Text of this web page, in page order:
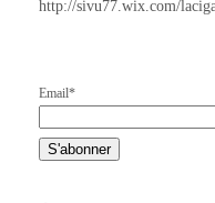
http://sivu77.wix.com/
Email*